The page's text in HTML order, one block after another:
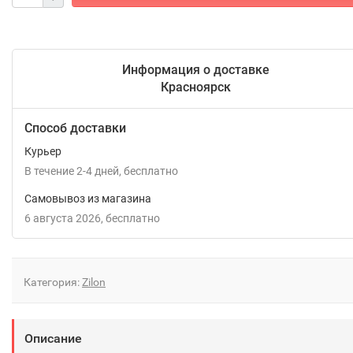
Информация о доставке
Красноярск
Способ доставки
Курьер
В течение2-4 дней Бесплатно
Самовывоз из магазина
6 августа 2026
Бесплатно
Категория:Zilon
Описание